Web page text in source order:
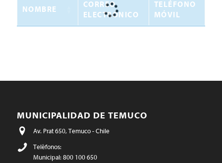
NOMBRE
CORREO
ELECTRÓNICO
TELÉFONO
MÓVIL
MUNICIPALIDAD DE TEMUCO
Av. Prat 650, Temuco - Chile
Teléfonos:
Municipal: 800 100 650